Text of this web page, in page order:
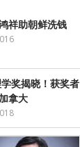
祥助朝鲜洗钱
奖揭晓！获奖者
拿大